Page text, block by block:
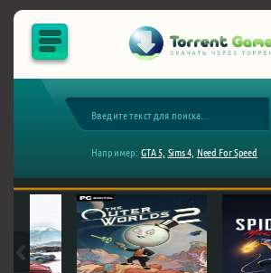
Например: GTA 5, Sims 4, Need For Speed